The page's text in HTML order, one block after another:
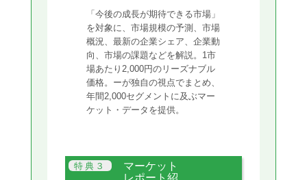
「今後の成長が期待できる市場」
を対象に、市場規模の予測、市場
概況、最新の企業シェア、企業動
向、市場の課題などを解説。1市
場あたり2,000円のリーズナブル
価格。ーが独自の視点でまとめ、
年間2,000セグメントに及ぶマー
ケット・データを提供。
マーケット